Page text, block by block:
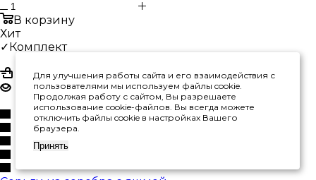
В корзину
Хит
✓Комплект
Для улучшения работы сайта и его взаимодействия с
пользователями мы используем файлы cookie.
Продолжая работу с сайтом, Вы разрешаете
использование cookie-файлов. Вы всегда можете
отключить файлы cookie в настройках Вашего
браузера.
Принять